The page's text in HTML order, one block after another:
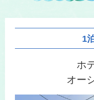
1
ホ
オー